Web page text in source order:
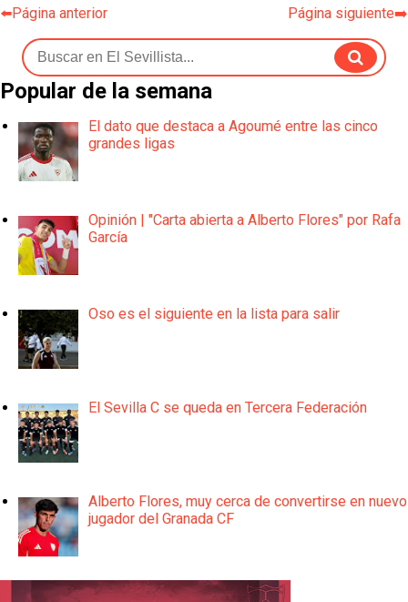
⬅️Página anterior Página siguiente➡️
Popular de la semana
El dato que destaca a Agoumé entre las cinco
grandes ligas
Opinión | "Carta abierta a Alberto Flores" por Rafa
García
Oso es el siguiente en la lista para salir
El Sevilla C se queda en Tercera Federación
Alberto Flores, muy cerca de convertirse en nuevo
jugador del Granada CF